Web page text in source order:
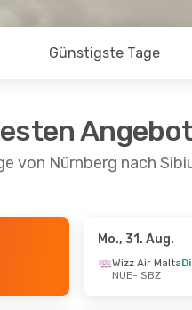
Günstigste Tage
von Nürnberg nach
Mo., 31. Aug.
Wizz Air Malta
NUE- SBZ